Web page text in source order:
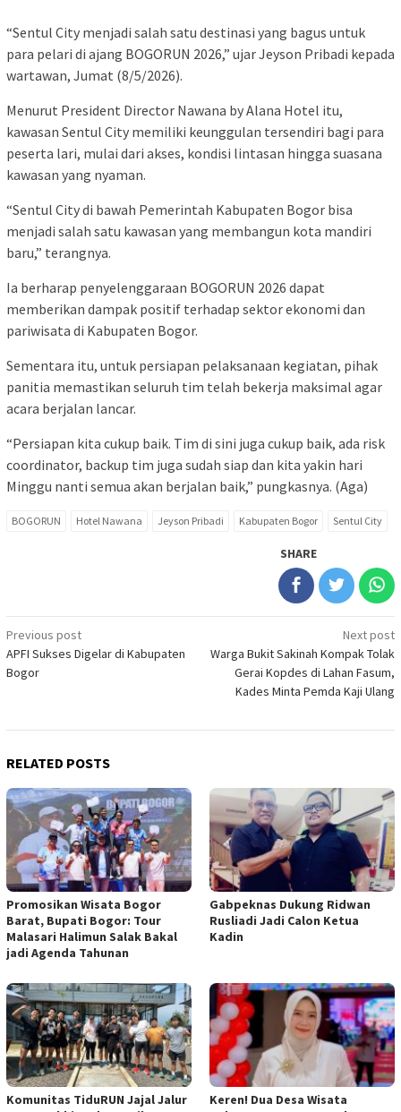
“Sentul City menjadi salah satu destinasi yang bagus untuk
para pelari di ajang BOGORUN 2026,” ujar Jeyson Pribadi kepada
wartawan, Jumat (8/5/2026).
Menurut President Director Nawana by Alana Hotel itu,
kawasan Sentul City memiliki keunggulan tersendiri bagi para
peserta lari, mulai dari akses, kondisi lintasan hingga suasana
kawasan yang nyaman.
“Sentul City di bawah Pemerintah Kabupaten Bogor bisa
menjadi salah satu kawasan yang membangun kota mandiri
baru,” terangnya.
Ia berharap penyelenggaraan BOGORUN 2026 dapat
memberikan dampak positif terhadap sektor ekonomi dan
pariwisata di Kabupaten Bogor.
Sementara itu, untuk persiapan pelaksanaan kegiatan, pihak
panitia memastikan seluruh tim telah bekerja maksimal agar
acara berjalan lancar.
“Persiapan kita cukup baik. Tim di sini juga cukup baik, ada risk
coordinator, backup tim juga sudah siap dan kita yakin hari
Minggu nanti semua akan berjalan baik,” pungkasnya. (Aga)
BOGORUN Hotel Nawana Jeyson Pribadi Kabupaten Bogor Sentul City
SHARE
Post
navigation
Previous post
APFI Sukses Digelar di Kabupaten
Bogor
Next post
Warga Bukit Sakinah Kompak Tolak
Gerai Kopdes di Lahan Fasum,
Kades Minta Pemda Kaji Ulang
RELATED POSTS
Promosikan Wisata Bogor
Barat, Bupati Bogor: Tour
Malasari Halimun Salak Bakal
jadi Agenda Tahunan
Gabpeknas Dukung Ridwan
Rusliadi Jadi Calon Ketua
Kadin
Komunitas TiduRUN Jajal Jalur
Keren! Dua Desa Wisata